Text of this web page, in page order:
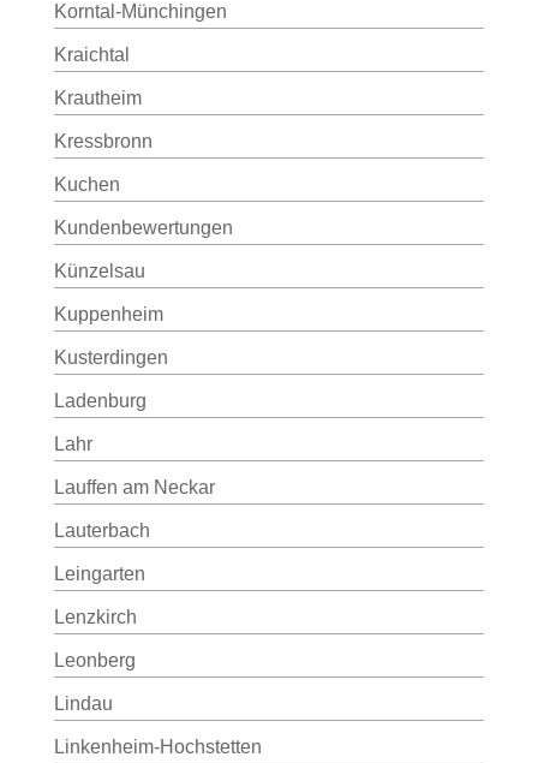
Korntal-Münchingen
Kraichtal
Krautheim
Kressbronn
Kuchen
Kundenbewertungen
Künzelsau
Kuppenheim
Kusterdingen
Ladenburg
Lahr
Lauffen am Neckar
Lauterbach
Leingarten
Lenzkirch
Leonberg
Lindau
Linkenheim-Hochstetten